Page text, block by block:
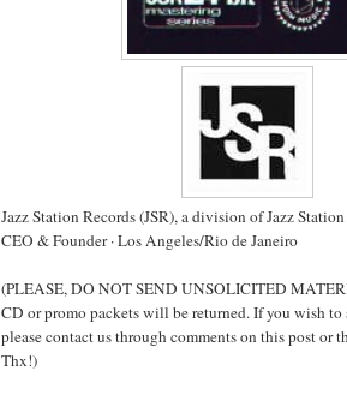
Jazz Station Records (JSR), a division of Jazz
CEO & Founder · Los Angeles/Rio de Janeiro
(PLEASE, DO NOT SEND UNSOLICITED
CD or promo packets will be returned. If you wish
please contact us through comments on this post or
Thx!)